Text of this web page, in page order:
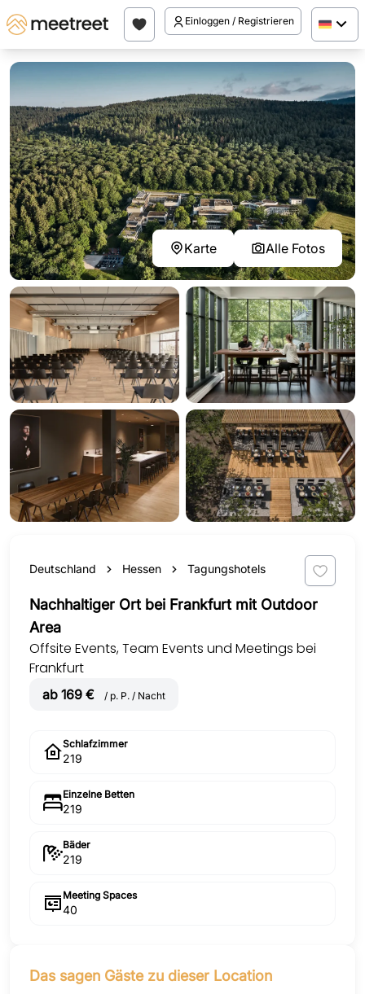
Einloggen / Registrieren
Karte Alle Fotos
Deutschland Hessen Tagungshotels
Nachhaltiger Ort bei Frankfurt mit Outdoor
Area
Offsite Events, Team Events und Meetings bei
Frankfurt
ab 169 € / p. P. / Nacht
Schlafzimmer
219
Einzelne Betten
219
Bäder
219
Meeting Spaces
40
Das sagen Gäste zu dieser Location